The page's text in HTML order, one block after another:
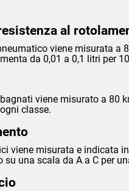
al
viene misurata a
da 0,01 a 0,1 litri per
viene misurato a 80
classe.
viene misurata e indicata
una scala da A a C per